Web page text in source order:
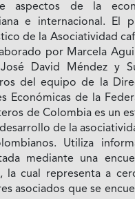
aspectos de la
e internacional. El
de la Asociatividad
por Marcela
David Méndez y
del equipo de la
Económicas de la
de Colombia es un
de la
Utiliza
mediante una
la cual representa a
asociados que se